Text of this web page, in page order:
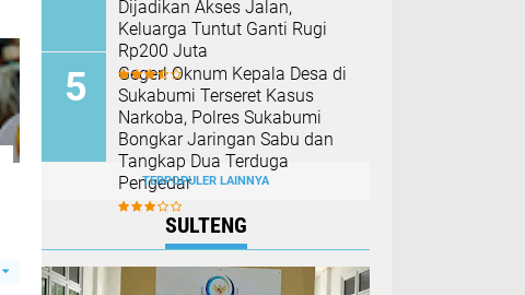
Dijadikan Akses Jalan,
Keluarga Tuntut Ganti Rugi
Rp200 Juta
Geger! Oknum Kepala Desa di
Sukabumi Terseret Kasus
Narkoba, Polres Sukabumi
Bongkar Jaringan Sabu dan
Tangkap Dua Terduga
Pengedar
TERPOPULER LAINNYA
SULTENG